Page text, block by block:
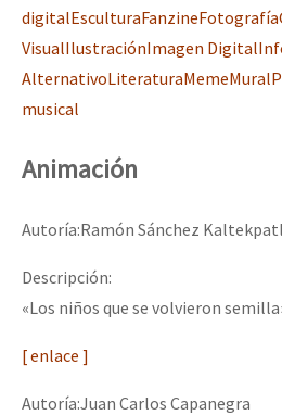
digitalEsculturaFanzineFotografía
VisualIlustraciónImagen Digital
AlternativoLiteraturaMemeMural
musical
Animación
Autoría:Ramón Sánchez Kaltekpatl
Descripción:
«Los niños que se volvieron
[ enlace ]
Autoría:Juan Carlos Capanegra